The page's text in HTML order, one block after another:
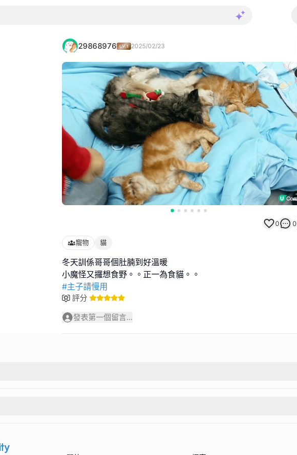
29868976 2025/02/23
0 0
寵物 貓
冬天訓係哥哥個肚腩到好溫暖
#主子請慢用
評分
發表第一個留言...